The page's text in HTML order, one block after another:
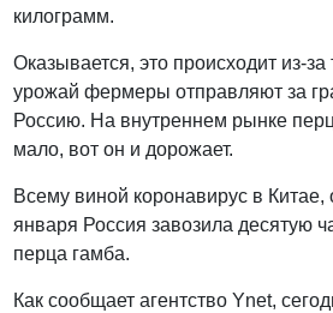
килограмм.
Оказывается, это происходит из-за
урожай фермеры отправляют за
Россию. На внутреннем рынке
мало, вот он и дорожает.
Всему виной коронавирус в Китае,
января Россия завозила десятую
перца гамба.
Как сообщает агентство Ynet,